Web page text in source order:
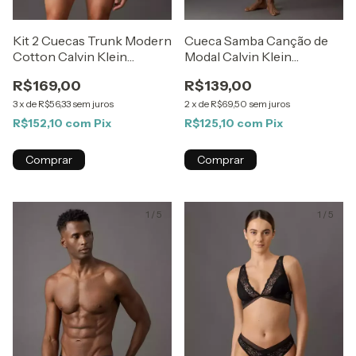
Kit 2 Cuecas Trunk Modern
Cotton Calvin Klein
Cinza Claro
R$169,00
3x de R$56,33 sem juros
R$152,10 com Pix
Comprar
Cueca Samba Canção de
Modal Calvin Klein
R$139,00
2 x de R$69,50 sem juros
R$125,10 com Pix
Comprar
1 / 5 1 / 5